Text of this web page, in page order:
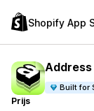
Shopify App
Built for
Prijs